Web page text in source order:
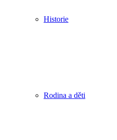
Historie
Rodina a děti